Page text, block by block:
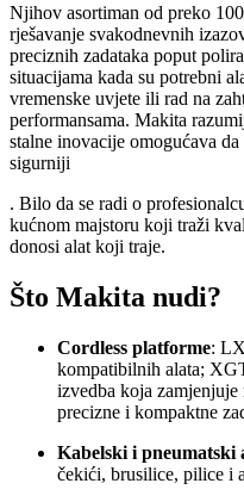
Njihov asortiman od preko
rješavanje svakodnevnih
preciznih zadataka poput
situacijama kada su potrebni
vremenske uvjete ili rad na
performansama. Makita
stalne inovacije omogućava
sigurniji
. Bilo da se radi o
kućnom majstoru koji traži
donosi alat koji traje.
Što Makita nudi?
Cordless platforme:
kompatibilnih alata;
izvedba koja
precizne i kompaktne
Kabelski i pneumatski
čekići, brusilice, pilice i